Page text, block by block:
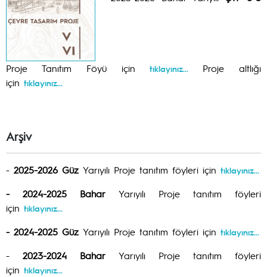
Proje Tanıtım Föyü içintıklayınız... Proje altlığı
için tıklayınız...
Arşiv
-2025-2026 Güz Yarıyılı Proje tanıtım föyleri için tıklayınız...
- 2024-2025 Bahar Yarıyılı Proje tanıtım föyleri
için tıklayınız...
-2024-2025 Güz Yarıyılı Proje tanıtım föyleri için tıklayınız...
-2023-2024 Bahar Yarıyılı Proje tanıtım föyleri
için tıklayınız...